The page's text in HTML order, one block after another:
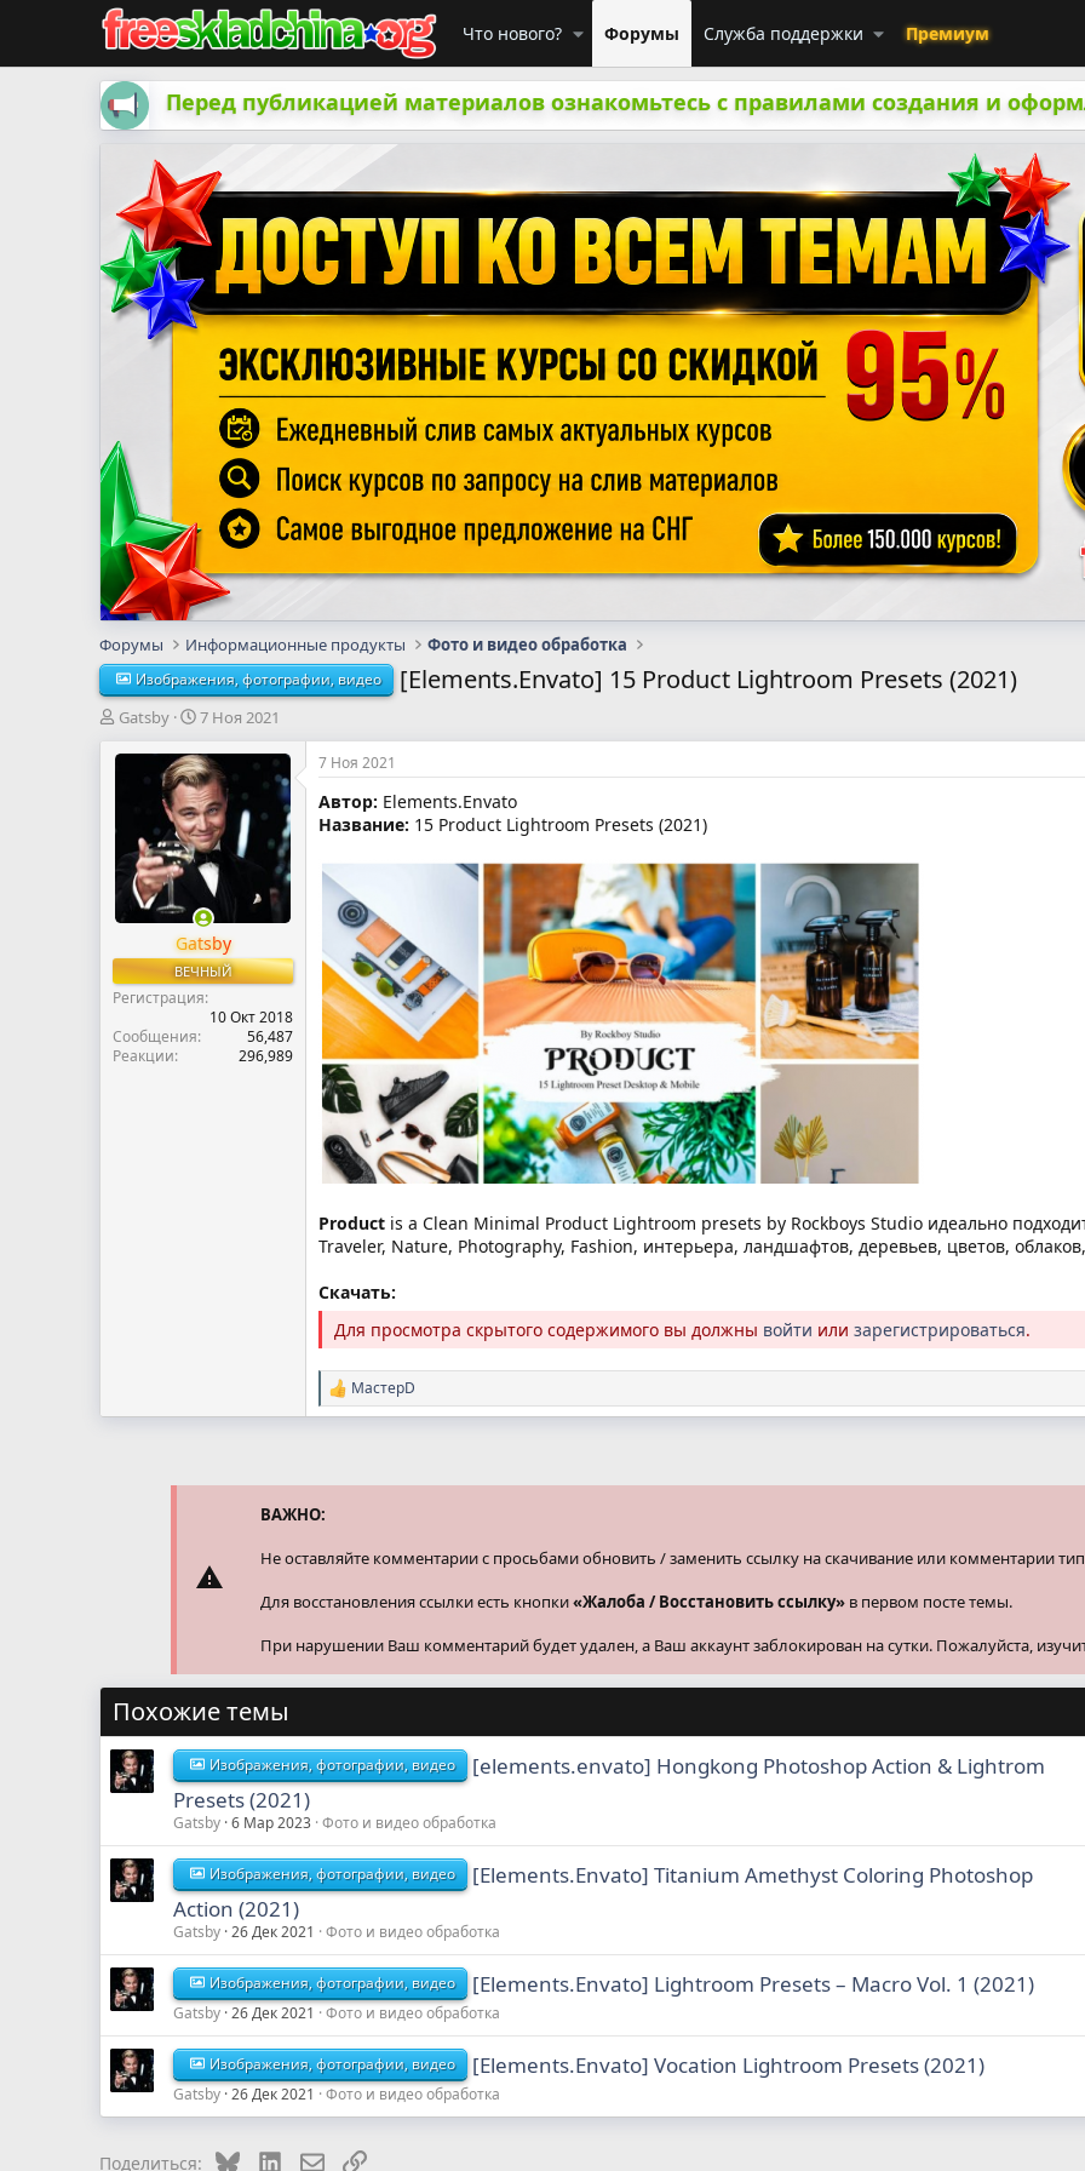
Что нового? Форумы Служба поддержки Премиум
Перед публикацией материалов ознакомьтесь с правилами создания и
Форумы Информационные продукты Фото и видео обработка
Изображения, фотографии, видео [Elements.Envato] 15 Product Lightroom Presets (2021)
А
т
м
ы
Gatsby
Д
т
а
н
а
ч
а
л
а
7 Ноя 2021
Gatsby
ВЕЧНЫЙ
Регистрация
10 Окт 2018
Сообщения
56,487
Реакции
296,989
7 Ноя 2021
Автор: Elements.Envato
Название: 15 Product Lightroom Presets (2021)
Product is a Clean Minimal Product Lightroom presets by Rockboys Studio идеально
Traveler, Nature, Photography, Fashion, интерьера, ландшафтов, деревьев, цветов,
Скачать:
Для просмотра скрытого содержимого вы должны войти или зарегистрироваться.
Р
е
и
МастерD
ВАЖНО:
Не оставляйте комментарии с просьбами обновить / заменить ссылку на скачивание или комментарии
Для восстановления ссылки есть кнопки«Жалоба / Восстановить ссылку» в первом посте темы.
При нарушении Ваш комментарий будет удален, а Ваш аккаунт заблокирован на сутки. Пожалуйста,
Похожие темы
Изображения, фотографии, видео
[elements.envato] Hongkong Photoshop Action & Lightrom
Presets (2021)
Gatsby 6 Мар 2023 Фото и видео обработка
Изображения, фотографии, видео
[Elements.Envato] Titanium Amethyst Coloring Photoshop
Action (2021)
Gatsby 26 Дек 2021 Фото и видео обработка
Изображения, фотографии, видео [Elements.Envato] Lightroom Presets – Macro Vol. 1 (2021)
Gatsby 26 Дек 2021 Фото и видео обработка
Изображения, фотографии, видео [Elements.Envato] Vocation Lightroom Presets (2021)
Gatsby 26 Дек 2021 Фото и видео обработка
Поделиться: BlueskyLinkedInЭлектронная почта
Ссылка